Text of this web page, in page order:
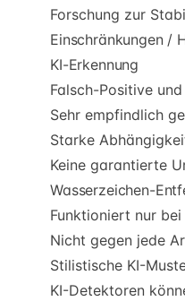
Forschung zur
Einschränkungen /
KI-Erkennung
Falsch-Positive
Sehr empfindlich
Starke
Keine garantierte
Wasserzeichen-
Funktioniert nur
Nicht gegen jede
Stilistische KI-
KI-Detektoren